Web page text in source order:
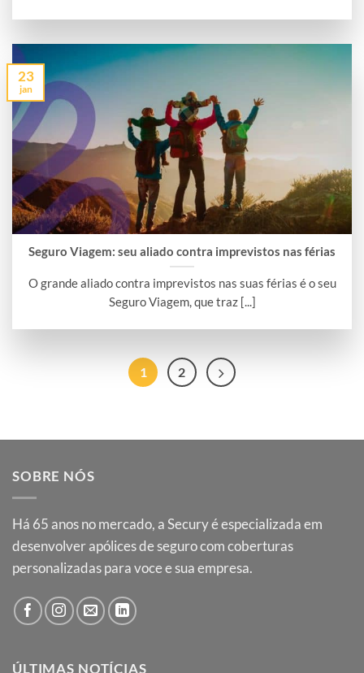
Seguro Viagem: seu aliado contra imprevistos nas férias
O grande aliado contra imprevistos nas suas férias é o seu
Seguro Viagem, que traz [...]
23
jan
1 2
SOBRE NÓS
Há 65 anos no mercado, a Secury é especializada em
desenvolver apólices de seguro com coberturas
personalizadas para voce e sua empresa.
ÚLTIMAS NOTÍCIAS